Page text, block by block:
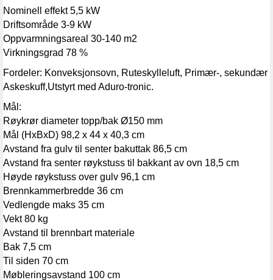
Nominell effekt 5,5 kW
Driftsområde 3-9 kW
Oppvarmningsareal 30-140 m2
Virkningsgrad 78 %
Fordeler: Konveksjonsovn, Ruteskylleluft, Primær-, sekundær
Askeskuff,Utstyrt med Aduro-tronic.
Mål:
Røykrør diameter topp/bak Ø150 mm
Mål (HxBxD) 98,2 x 44 x 40,3 cm
Avstand fra gulv til senter bakuttak 86,5 cm
Avstand fra senter røykstuss til bakkant av ovn 18,5 cm
Høyde røykstuss over gulv 96,1 cm
Brennkammerbredde 36 cm
Vedlengde maks 35 cm
Vekt 80 kg
Avstand til brennbart materiale
Bak 7,5 cm
Til siden 70 cm
Møbleringsavstand 100 cm